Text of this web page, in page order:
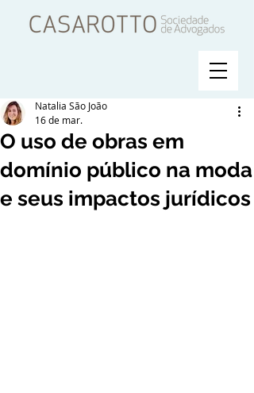
O uso de obras em
domínio público na moda
e seus impactos jurídicos
Natalia São João
16 de mar.